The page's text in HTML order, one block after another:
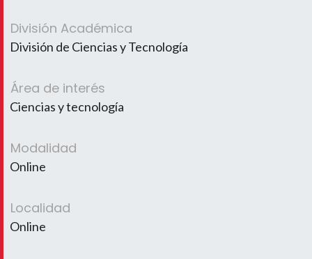
División Académica
División de Ciencias y Tecnología
Área de interés
Ciencias y tecnología
Modalidad
Online
Localidad
Online